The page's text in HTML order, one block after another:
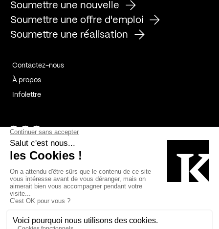
Soumettre une nouvelle
Soumettre une offre d'emploi
Soumettre une réalisation
Contactez-nous
À propos
Infolettre
Page Facebook de Kollectif
Page Instagram de Kollectif
Page Linkedin de Kollectif
Bâtiment-Durable-Québec-1
Esquisses-1IRAC-1
MP-1 v2com-1